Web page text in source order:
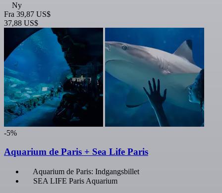
Ny
Fra 39,87 US$
37,88 US$
-5%
Aquarium de Paris + Sea Life Paris
Aquarium de Paris: Indgangsbillet
SEA LIFE Paris Aquarium